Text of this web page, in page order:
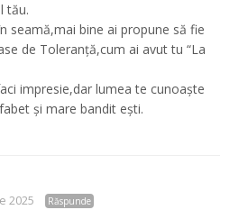
tău.
seamă,mai bine ai propune să fie
de Toleranță,cum ai avut tu “La
impresie,dar lumea te cunoaște
și mare bandit ești.
2025 Răspunde